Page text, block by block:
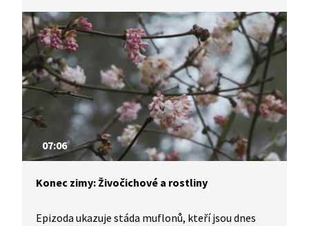
07:06
Konec zimy: Živočichové a rostliny
Epizoda ukazuje stáda muflonů, kteří jsou dnes